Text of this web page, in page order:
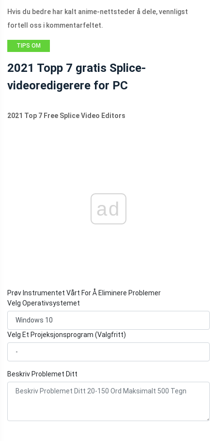
Hvis du bedre har kalt anime-nettsteder å dele, vennligst
fortell oss i kommentarfeltet.
TIPS OM
2021 Topp 7 gratis Splice-
videoredigerere for PC
2021 Top 7 Free Splice Video Editors
ad
Prøv Instrumentet Vårt For Å Eliminere Problemer
Velg Operativsystemet
Velg Et Projeksjonsprogram (Valgfritt)
Beskriv Problemet Ditt